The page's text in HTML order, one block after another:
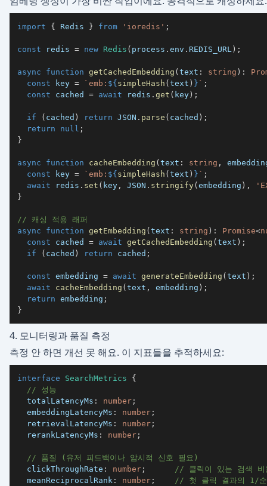
import { Redis } from 'ioredis' ;
const redis = new Redis ( process . env . REDIS_URL ) ;
async function getCachedEmbedding (text : string ) :
const key = ` emb: ${simpleHash (text ) } ` ;
const cached = await redis . get ( key) ;
if ( cached ) return JSON . parse ( cached ) ;
return
null ;
}
async function cacheEmbedding (text : string ,
const key = ` emb: ${simpleHash (text ) } ` ;
await redis . set ( key , JSON . stringify(embedding ) ,
}
// 캐싱 적용 래퍼
async
function getEmbedding (text : string ) : Promise<
const cached = await getCachedEmbedding (text ) ;
if
( cached ) return cached ;
const embedding = await generateEmbedding (text ) ;
await
cacheEmbedding (text , embedding ) ;
return embedding ;
}
4. 모니터링과 품질 측정
측정 안 하면 개선 못 해요. 이 지표들을 추적하세요:
interface SearchMetrics
{
// 성능
  totalLatencyMs
: number ;
  embeddingLatencyMs
: number ;
  retrievalLatencyMs
: number ;
  rerankLatencyMs
: number ;
// 품질 (유저 피드백이나 암시적 신호 필요)
  clickThroughRate
: number ;
// 클릭이 있는 검색 비
  meanReciprocalRank
: number ;
// 첫 클릭 결과의 1/순